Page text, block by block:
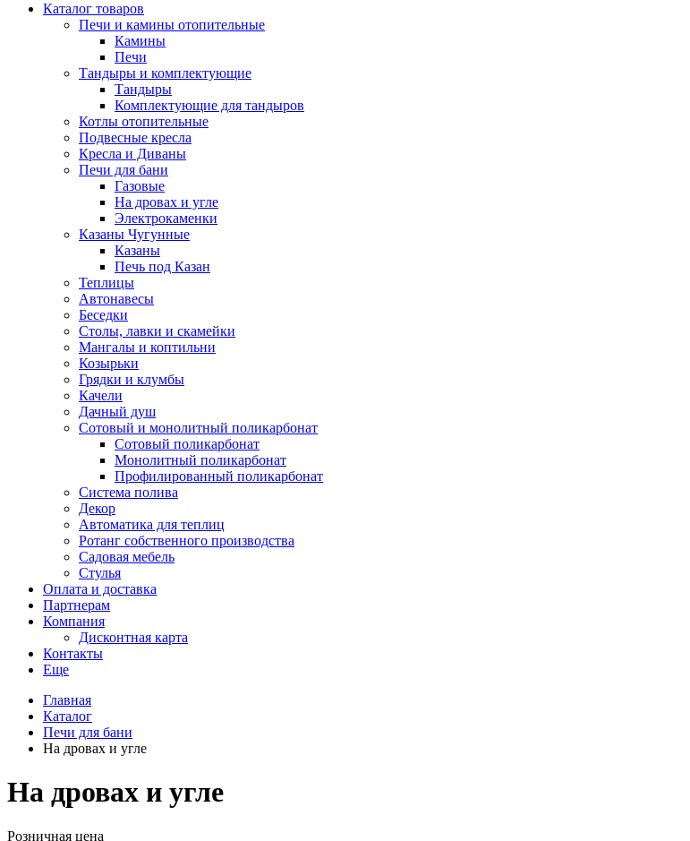
Каталог товаров
Печи и камины отопительные
Камины
Печи
Тандыры и комплектующие
Тандыры
Комплектующие для тандыров
Котлы отопительные
Подвесные кресла
Кресла и Диваны
Печи для бани
Газовые
На дровах и угле
Электрокаменки
Казаны Чугунные
Казаны
Печь под Казан
Теплицы
Автонавесы
Беседки
Столы, лавки и скамейки
Мангалы и коптильни
Козырьки
Грядки и клумбы
Качели
Дачный душ
Сотовый и монолитный поликарбонат
Сотовый поликарбонат
Монолитный поликарбонат
Профилированный поликарбонат
Система полива
Декор
Автоматика для теплиц
Ротанг собственного производства
Садовая мебель
Стулья
Оплата и доставка
Партнерам
Компания
Дисконтная карта
Контакты
Еще
Главная
Каталог
Печи для бани
На дровах и угле
На дровах и угле
Розничная цена